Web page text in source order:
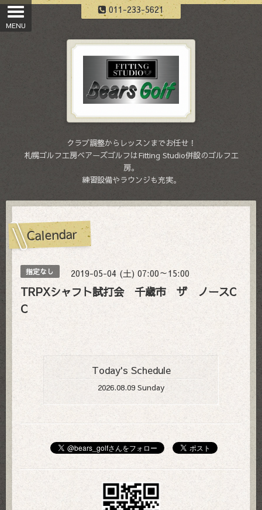
011-233-5621
クラブ調整からレッスンまでお任せ！
札幌ゴルフ工房ベアーズゴルフはFitting Studio併設のゴルフ工
房。
練習設備やラウンジも充実。
Calendar
指定なし 2019-05-04 (土) 07:00～15:00
TRPXシャフト試打会 千歳市 ザ ノースC
C
Today's Schedule
2026.08.09 Sunday